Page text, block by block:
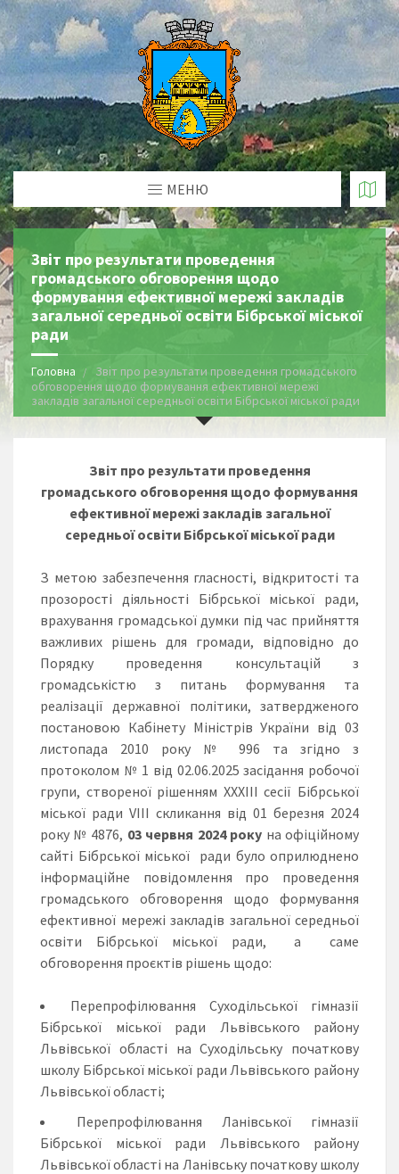
МЕНЮ
Звіт про результати проведення
громадського обговорення щодо
формування ефективної мережі закладів
загальної середньої освіти Бібрської міської
ради
Головна
Звіт про результати проведення громадського
обговорення щодо формування ефективної мережі
закладів загальної середньої освіти Бібрської міської ради
Звіт про результати проведення
громадського обговорення щодо формування
ефективної мережі закладів загальної
середньої освіти Бібрськоїміської ради
З метою забезпечення гласності, відкритості та
прозорості діяльності Бібрської міської ради,
врахування громадської думки під час прийняття
важливих рішень для громади, відповідно до
Порядку проведення консультацій з
громадськістю з питань формування та
реалізації державної політики, затвердженого
постановою Кабінету Міністрів України від 03
листопада 2010 року № 996 та згідно з
протоколом № 1 від 02.06.2025 засідання робочої
групи, створеної рішенням ХХХІІІ сесії Бібрської
міської ради VІІІ скликання від 01 березня 2024
року № 4876, 03 червня 2024 року на офіційному
сайті Бібрської міської ради було оприлюднено
інформаційне повідомлення про проведення
громадського обговорення щодо формування
ефективної мережі закладів загальної середньої
освіти Бібрської міської ради, а саме
обговорення проєктів рішень щодо:
Перепрофілювання Суходільської гімназії
Бібрської міської ради Львівського району
Львівської області на Суходільську початкову
школу Бібрської міської ради Львівського району
Львівської області;
Перепрофілювання Ланівської гімназії
Бібрської міської ради Львівського району
Львівської області на Ланівську початкову школу